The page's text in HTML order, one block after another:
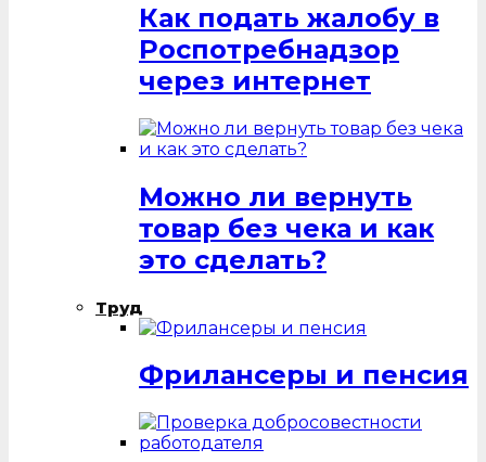
Как подать жалобу в
Роспотребнадзор
через интернет
Можно ли вернуть
товар без чека и как
это сделать?
Труд
Фрилансеры и пенсия